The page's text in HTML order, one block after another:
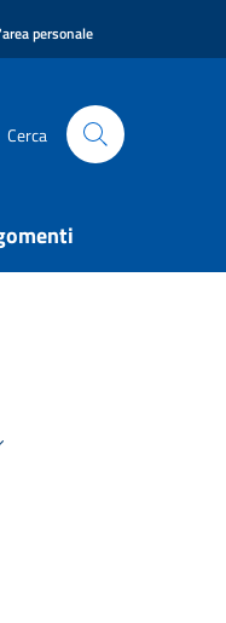
personale
Cerca